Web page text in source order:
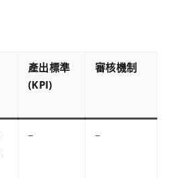
產出標準
(KPI)
審核機制
– –